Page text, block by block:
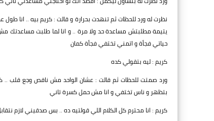
نظرت له ورد للحظات ثم تنهدت بحرارة و قالت : كريم بيه ..
يتيمة مطلبتش مساعدة حد ولا مرة .. و انا لما طلبت مساعدتك
حياتي فجأة و اتمني تختفي فجأة كمان
كريم : ليه بتقولي كده
ورد صمتت للحظات ثم قالت : عشان الواحد مش ناقص وجع قلب ..
بتظهر و ناس تختفي و انا مش حمل كسرة تاني
كريم : انا محترم كل الكلام اللي قولتيه ده .. بس صدقيني لازم